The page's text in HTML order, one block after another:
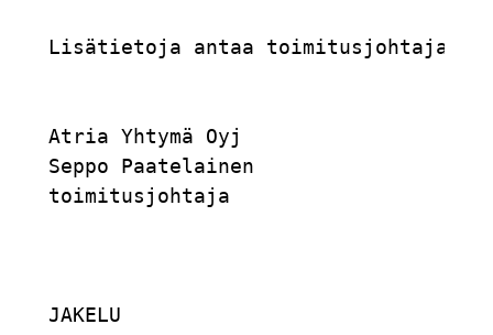
Lisätietoja antaa toimitusjohtaja
Atria Yhtymä Oyj
Seppo Paatelainen
toimitusjohtaja
JAKELU